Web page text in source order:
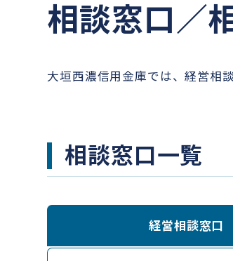
相談窓口／
大垣西濃信用金庫では、経営相
相談窓口一覧
経営相談窓口